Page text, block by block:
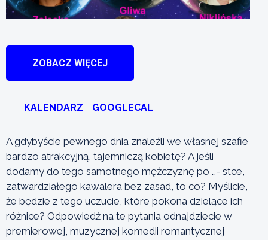
ZOBACZ WIĘCEJ
KALENDARZ GOOGLECAL
A gdybyście pewnego dnia znaleźli we własnej szafie
bardzo atrakcyjną, tajemniczą kobietę? A jeśli
dodamy do tego samotnego mężczyznę po …- stce,
zatwardziałego kawalera bez zasad, to co? Myślicie,
że będzie z tego uczucie, które pokona dzielące ich
różnice? Odpowiedź na te pytania odnajdziecie w
premierowej, muzycznej komedii romantycznej